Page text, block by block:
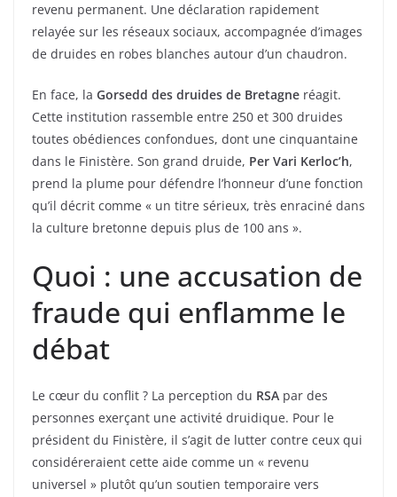
revenu permanent. Une déclaration rapidement
relayée sur les réseaux sociaux, accompagnée d’images
de druides en robes blanches autour d’un chaudron.
En face, la Gorsedd des druides de Bretagne réagit.
Cette institution rassemble entre 250 et 300 druides
toutes obédiences confondues, dont une cinquantaine
dans le Finistère. Son grand druide, Per Vari Kerloc’h,
prend la plume pour défendre l’honneur d’une fonction
qu’il décrit comme « un titre sérieux, très enraciné dans
la culture bretonne depuis plus de 100 ans ».
Quoi : une accusation de
fraude qui enflamme le
débat
Le cœur du conflit ? La perception du RSA par des
personnes exerçant une activité druidique. Pour le
président du Finistère, il s’agit de lutter contre ceux qui
considéreraient cette aide comme un « revenu
universel » plutôt qu’un soutien temporaire vers